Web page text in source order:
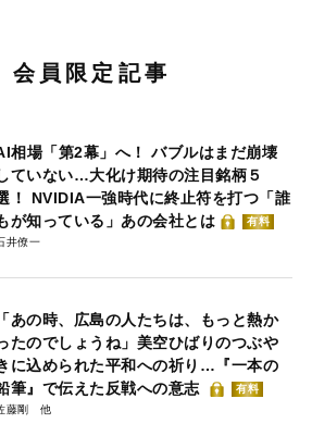
会員限定記事
相場「第2幕」へ！ バブルはまだ崩壊
ていない…大化け期待の注目銘柄５
！ NVIDIA一強時代に終止符を打つ「誰
が知っている」あの会社とは
有料
井僚一
「あの時、広島の人たちは、もっと熱か
たのでしょうね」美空ひばりのつぶや
に込められた平和への祈り…『一本の
筆』で伝えた反戦への意志
有料
藤剛